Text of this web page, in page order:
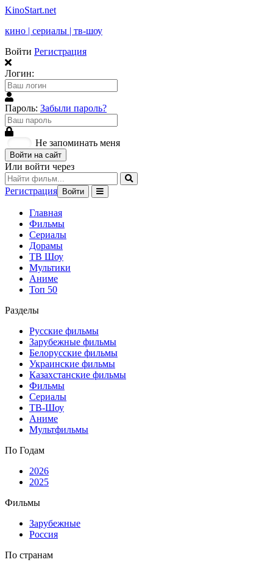
KinoStart.net
кино | сериалы | тв-шоу
Войти Регистрация
Логин:
Пароль: Забыли пароль?
Не запоминать меня
Войти на сайт
Или войти через
Регистрация Войти
Главная
Фильмы
Сериалы
Дорамы
ТВ Шоу
Мультики
Аниме
Топ 50
Разделы
Русские фильмы
Зарубежные фильмы
Белорусские фильмы
Украинские фильмы
Казахстанские фильмы
Фильмы
Сериалы
ТВ-Шоу
Аниме
Мультфильмы
По Годам
2026
2025
Фильмы
Зарубежные
Россия
По странам